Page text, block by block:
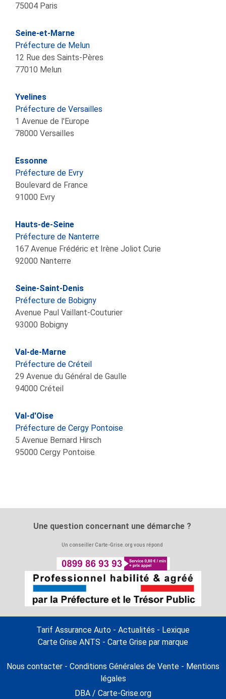
75004 Paris
Seine-et-Marne
Préfecture de Melun
12 Rue des Saints-Pères
77010 Melun
Yvelines
Préfecture de Versailles
1 Avenue de l'Europe
78000 Versailles
Essonne
Préfecture de Evry
Boulevard de France
91000 Evry
Hauts-de-Seine
Préfecture de Nanterre
167 Avenue Frédéric et Irène Joliot Curie
92000 Nanterre
Seine-Saint-Denis
Préfecture de Bobigny
Avenue Paul Vaillant-Couturier
93000 Bobigny
Val-de-Marne
Préfecture de Créteil
29 Avenue du Général de Gaulle
94000 Créteil
Val-d'Oise
Préfecture de Cergy Pontoise
5 Avenue Bernard Hirsch
95000 Cergy Pontoise
Une question concernant une démarche ?
Un conseiller Carte-Grise.org vous répond
Tarif Assurance Auto - Actualités - Lexique
Carte Grise ANTS - Carte Grise par marque
Nous contacter - Conditions Générales de Vente - Mentions
légales
DBA / Carte-Grise.org